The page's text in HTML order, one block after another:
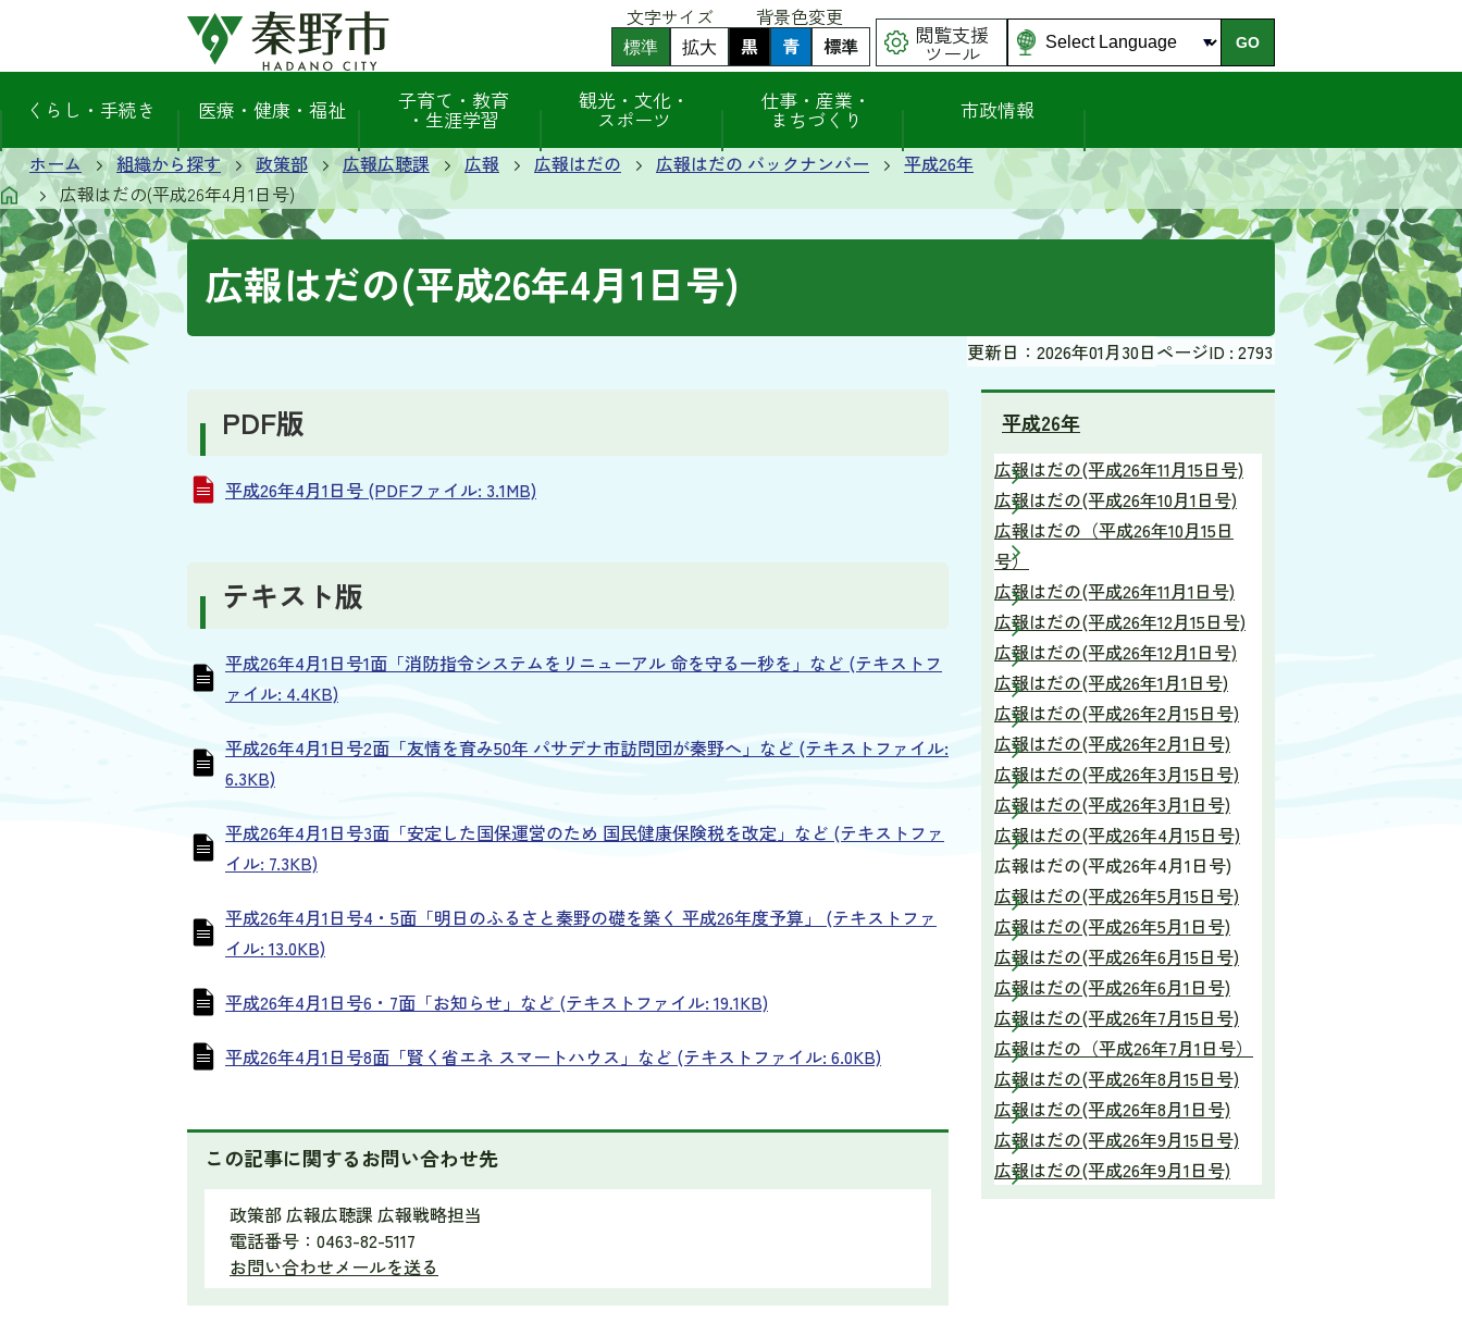
文字サイズ
標準
初
期
態
）
拡大
態
）
背景色変更
黒
景
色
を
黒
色
に
す
青
景
色
を
青
色
に
す
標準
景
色
を
戻
す
閲覧支援
ツール GO
くらし・手続き 医療・健康・福祉 子育て・教育
・生涯学習
観光・文化・
スポーツ
仕事・産業・
まちづくり 市政情報
ホーム 組織から探す 政策部 広報広聴課 広報 広報はだの 広報はだの バックナンバー
平成26年
広報はだの(平成26年4月1日号)
広報はだの(平成26年4月1日号)
更新日：2026年01月30日ページID : 2793
PDF版
平成26年4月1日号 (PDFファイル: 3.1MB)
テキスト版
平成26年4月1日号1面「消防指令システムをリニューアル 命を守る一秒を」など (テキストフ
ァイル: 4.4KB)
平成26年4月1日号2面「友情を育み50年 パサデナ市訪問団が秦野へ」など (テキストファイル:
6.3KB)
平成26年4月1日号3面「安定した国保運営のため 国民健康保険税を改定」など (テキストファ
イル: 7.3KB)
平成26年4月1日号4・5面「明日のふるさと秦野の礎を築く 平成26年度予算」 (テキストファ
イル: 13.0KB)
平成26年4月1日号6・7面「お知らせ」など (テキストファイル: 19.1KB)
平成26年4月1日号8面「賢く省エネ スマートハウス」など (テキストファイル: 6.0KB)
この記事に関するお問い合わせ先
政策部 広報広聴課 広報戦略担当
電話番号：0463-82-5117
お問い合わせメールを送る
平成26年
広報はだの(平成26年11月15日号)
広報はだの(平成26年10月1日号)
広報はだの（平成26年10月15日
号）
広報はだの(平成26年11月1日号)
広報はだの(平成26年12月15日号)
広報はだの(平成26年12月1日号)
広報はだの(平成26年1月1日号)
広報はだの(平成26年2月15日号)
広報はだの(平成26年2月1日号)
広報はだの(平成26年3月15日号)
広報はだの(平成26年3月1日号)
広報はだの(平成26年4月15日号)
広報はだの(平成26年4月1日号)
広報はだの(平成26年5月15日号)
広報はだの(平成26年5月1日号)
広報はだの(平成26年6月15日号)
広報はだの(平成26年6月1日号)
広報はだの(平成26年7月15日号)
広報はだの（平成26年7月1日号）
広報はだの(平成26年8月15日号)
広報はだの(平成26年8月1日号)
広報はだの(平成26年9月15日号)
広報はだの(平成26年9月1日号)